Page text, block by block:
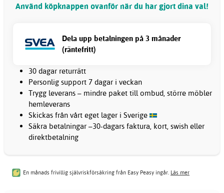
Använd köpknappen ovanför när du har gjort dina val!
Dela upp betalningen på 3 månader
(räntefritt)
30 dagar returrätt
Personlig support 7 dagar i veckan
Trygg leverans – mindre paket till ombud, större möbler
hemleverans
Skickas från vårt eget lager i Sverige
Säkra betalningar –30-dagars faktura, kort, swish eller
direktbetalning
En månads frivillig självriskförsäkring från Easy Peasy ingår. Läs mer